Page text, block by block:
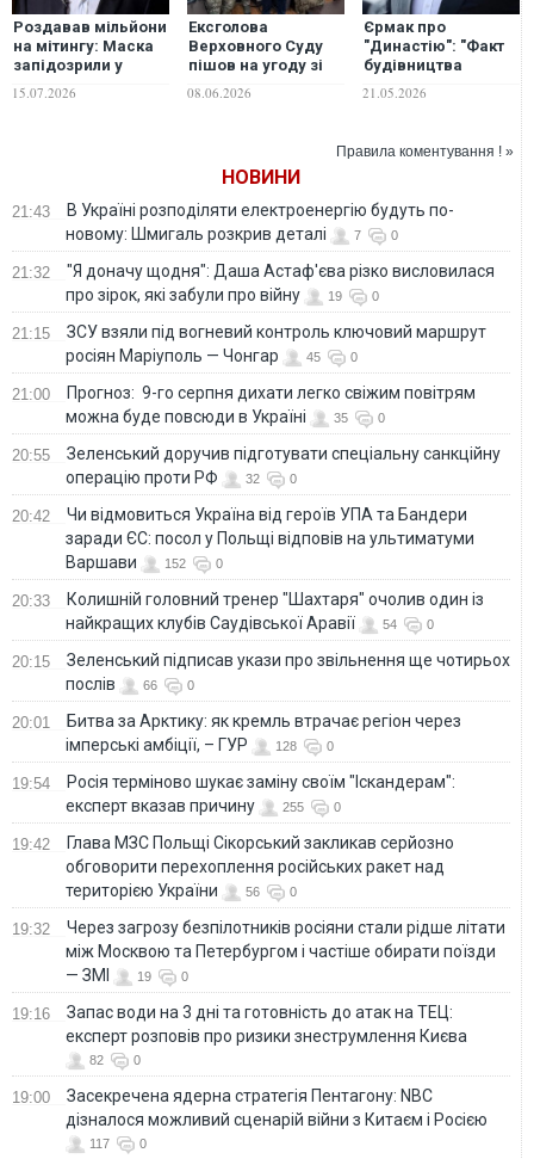
Роздавав мільйони
на мітингу: Маска
запідозрили у
підкупі під час
виборів до
15.07.2026
Ексголова
Верховного Суду
пішов на угоду зі
слідством і
отримав 5 років
08.06.2026
Єрмак про
"Династію": "Факт
будівництва
невідомої мені
резиденції не є
21.05.2026
Правила коментування ! »
НОВИНИ
21:43
В Україні розподіляти електроенергію будуть по-
новому: Шмигаль розкрив деталі
7 0
21:32
"Я доначу щодня": Даша Астаф'єва різко висловилася
про зірок, які забули про війну
19 0
21:15
ЗСУ взяли під вогневий контроль ключовий маршрут
росіян Маріуполь — Чонгар
45 0
21:00
Прогноз: 9-го серпня дихати легко свіжим повітрям
можна буде повсюди в Україні
35 0
20:55
Зеленський доручив підготувати спеціальну санкційну
операцію проти РФ
32 0
20:42
Чи відмовиться Україна від героїв УПА та Бандери
заради ЄС: посол у Польщі відповів на ультиматуми
Варшави
152 0
20:33
Колишній головний тренер "Шахтаря" очолив один із
найкращих клубів Саудівської Аравії
54 0
20:15
Зеленський підписав укази про звільнення ще чотирьох
послів
66 0
20:01
Битва за Арктику: як кремль втрачає регіон через
імперські амбіції, – ГУР
128 0
19:54
Росія терміново шукає заміну своїм "Іскандерам":
експерт вказав причину
255 0
19:42
Глава МЗС Польщі Сікорський закликав серйозно
обговорити перехоплення російських ракет над
територією України
56 0
19:32
Через загрозу безпілотників росіяни стали рідше літати
між Москвою та Петербургом і частіше обирати поїзди
— ЗМІ
19 0
19:16
Запас води на 3 дні та готовність до атак на ТЕЦ:
експерт розповів про ризики знеструмлення Києва
82 0
19:00
Засекречена ядерна стратегія Пентагону: NBC
дізналося можливий сценарій війни з Китаєм і Росією
117 0